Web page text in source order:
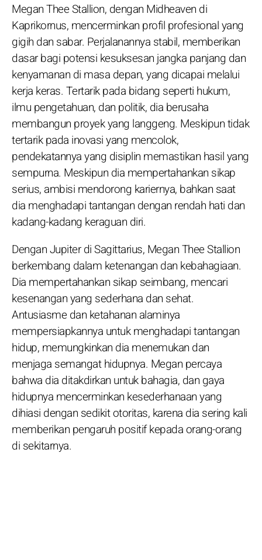
Megan Thee Stallion, dengan Midheaven di
Kaprikornus, mencerminkan profil profesional yang
gigih dan sabar. Perjalanannya stabil, memberikan
dasar bagi potensi kesuksesan jangka panjang dan
kenyamanan di masa depan, yang dicapai melalui
kerja keras. Tertarik pada bidang seperti hukum,
ilmu pengetahuan, dan politik, dia berusaha
membangun proyek yang langgeng. Meskipun tidak
tertarik pada inovasi yang mencolok,
pendekatannya yang disiplin memastikan hasil yang
sempurna. Meskipun dia mempertahankan sikap
serius, ambisi mendorong kariernya, bahkan saat
dia menghadapi tantangan dengan rendah hati dan
kadang-kadang keraguan diri.
Dengan Jupiter di Sagittarius, Megan Thee Stallion
berkembang dalam ketenangan dan kebahagiaan.
Dia mempertahankan sikap seimbang, mencari
kesenangan yang sederhana dan sehat.
Antusiasme dan ketahanan alaminya
mempersiapkannya untuk menghadapi tantangan
hidup, memungkinkan dia menemukan dan
menjaga semangat hidupnya. Megan percaya
bahwa dia ditakdirkan untuk bahagia, dan gaya
hidupnya mencerminkan kesederhanaan yang
dihiasi dengan sedikit otoritas, karena dia sering kali
memberikan pengaruh positif kepada orang-orang
di sekitarnya.